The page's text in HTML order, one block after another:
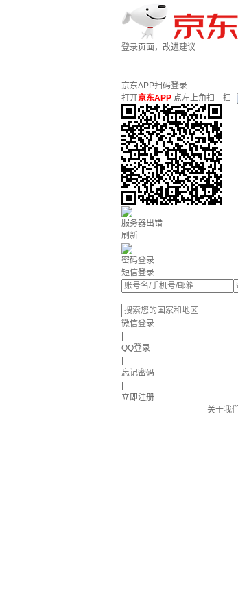
登录页面，改进建议
京东APP扫码登录
打开京东APP 点左上角扫一扫
服务器出错
刷新
密码登录
短信登录
微信登录
QQ登录
忘记密码
立即注册
关于我们